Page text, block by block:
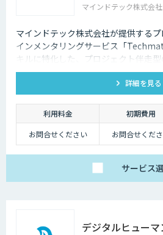
マインドテック株式会社
マインドテック株式会社が提供する
インメンタリングサービス「
キルに特化した、プロジェクト伴走
です。DX・AIの内製化に向けて、経
ターが、貴社メンバーの個別具体的
アドバイス支援を行います。
詳細を見る
利用料金 初期費用
お問合せください
お問合せくだ
サービス
デジタルヒューマ